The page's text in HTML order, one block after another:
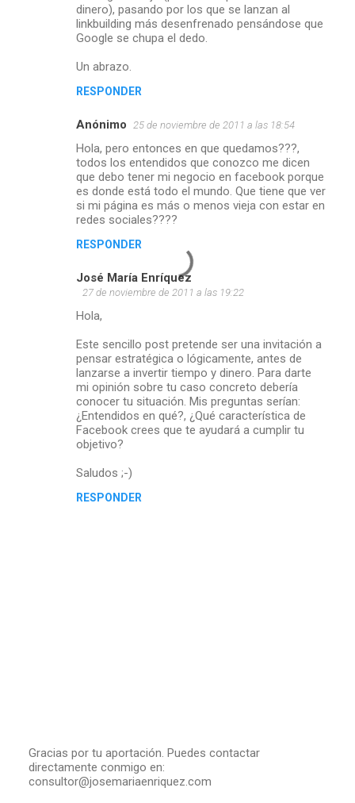
dinero), pasando por los que se lanzan al
linkbuilding más desenfrenado pensándose que
Google se chupa el dedo.
Un abrazo.
RESPONDER
Anónimo 25 de noviembre de 2011 a las 18:54
Hola, pero entonces en que quedamos???,
todos los entendidos que conozco me dicen
que debo tener mi negocio en facebook porque
es donde está todo el mundo. Que tiene que ver
si mi página es más o menos vieja con estar en
redes sociales????
RESPONDER
José María Enríquez
27 de noviembre de 2011 a las 19:22
Hola,
Este sencillo post pretende ser una invitación a
pensar estratégica o lógicamente, antes de
lanzarse a invertir tiempo y dinero. Para darte
mi opinión sobre tu caso concreto debería
conocer tu situación. Mis preguntas serían:
¿Entendidos en qué?, ¿Qué característica de
Facebook crees que te ayudará a cumplir tu
objetivo?
Saludos ;-)
RESPONDER
P
u
Gracias por tu aportación. Puedes contactar
directamente conmigo en:
consultor@josemariaenriquez.com